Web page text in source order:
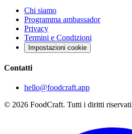
Chi siamo
Programma ambassador
Privacy
Termini e Condizioni
Impostazioni cookie
Contatti
hello@foodcraft.app
© 2026 FoodCraft. Tutti i diritti riservati